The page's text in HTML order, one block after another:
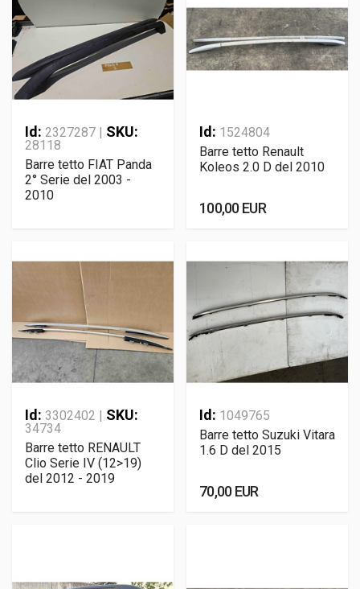
Id: 2327287 | SKU:
28118
Barre tetto FIAT Panda
2° Serie del 2003 -
2010
Id: 1524804
Barre tetto Renault
Koleos 2.0 D del 2010
100,00 EUR
Id: 3302402 | SKU:
34734
Barre tetto RENAULT
Clio Serie IV (12>19)
del 2012 - 2019
Id: 1049765
Barre tetto Suzuki Vitara
1.6 D del 2015
70,00 EUR